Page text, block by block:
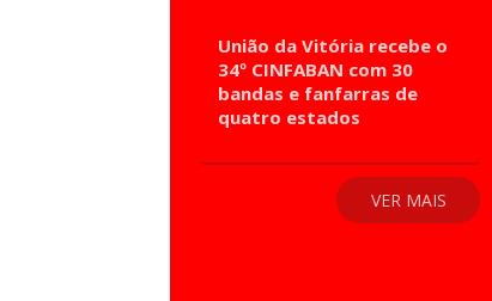
União da Vitória recebe o
34º CINFABAN com 30
bandas e fanfarras de
quatro estados
VER MAIS